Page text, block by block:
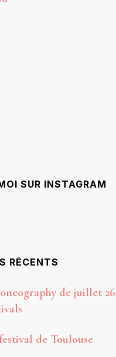
SUR INSTAGRAM
RÉCENTS
de juillet 26
de Toulouse